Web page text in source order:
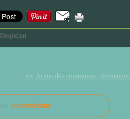
<< Argus des communes : évaluation...
commentaire